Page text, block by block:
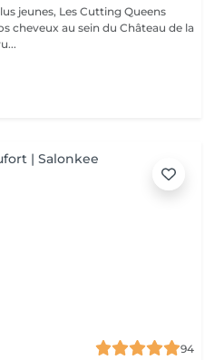
Queens
cheveux au sein du Château de la
94